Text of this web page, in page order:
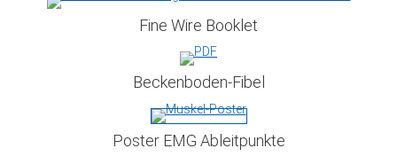
Fine Wire Booklet
Beckenboden-Fibel
Poster EMG Ableitpunkte